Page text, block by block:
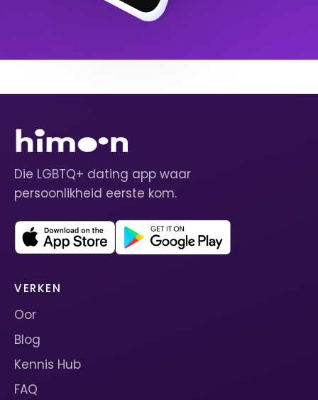
Die LGBTQ+ dating app waar
persoonlikheid eerste kom.
VERKEN
Oor
Blog
Kennis Hub
FAQ